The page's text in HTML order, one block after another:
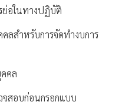
ย่อในทางปฏิบัติ
ลสำหรับการจัดทำงบการ
คล
สอบก่อนกรอกแบบ